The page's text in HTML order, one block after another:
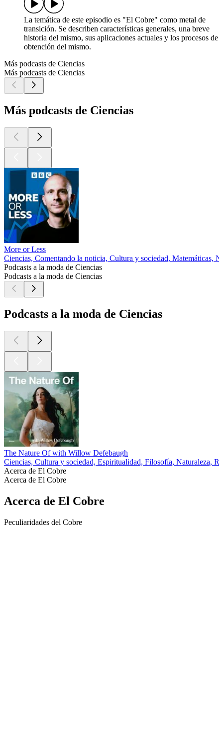
La temática de este episodio es "El Cobre" como metal de
transición. Se describen características generales, una breve
historia del mismo, sus aplicaciones actuales y los procesos de
obtención del mismo.
Más podcasts de Ciencias
Más podcasts de Ciencias
Más podcasts de Ciencias
More or Less
Ciencias, Comentando la noticia, Cultura y sociedad, Matemáticas,
Podcasts a la moda de Ciencias
Podcasts a la moda de Ciencias
Podcasts a la moda de Ciencias
The Nature Of with Willow Defebaugh
Ciencias, Cultura y sociedad, Espiritualidad, Filosofía, Naturaleza,
Acerca de El Cobre
Acerca de El Cobre
Acerca de El Cobre
Peculiaridades del Cobre